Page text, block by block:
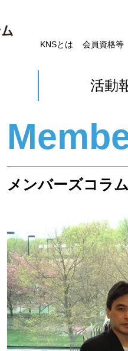
KNSとは 会員資格等
活動
メンバーズコラム